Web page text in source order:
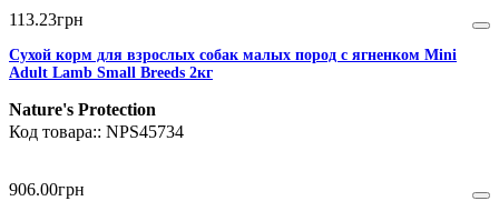
113.23грн
Сухой корм для взрослых собак малых пород с ягненком Mini
Adult Lamb Small Breeds 2кг
Nature's Protection
NPS45734
906.00грн